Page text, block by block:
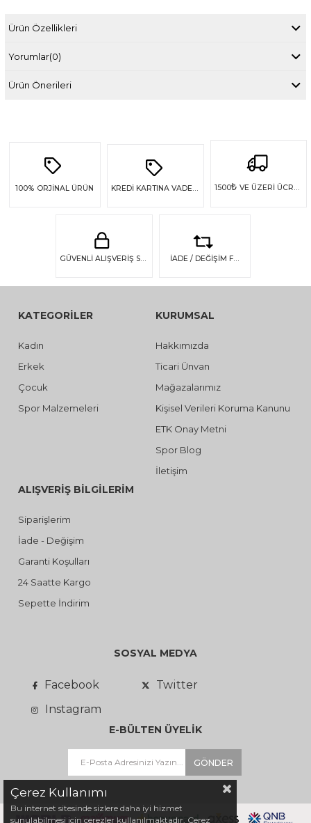
Ürün Özellikleri
Yorumlar(0)
Ürün Önerileri
100% ORJİNAL ÜRÜN 1500₺ VE ÜZERİ ÜCRETSİZ KARGO
GÜVENLİ ALIŞVERİŞ SSL GÜVENLİĞİ İADE / DEĞİŞİM FIRSATI
KATEGORİLER
Kadın
Erkek
Çocuk
Spor Malzemeleri
KURUMSAL
Hakkımızda
Ticari Ünvan
Mağazalarımız
Kişisel Verileri Koruma Kanunu
ETK Onay Metni
Spor Blog
İletişim
ALIŞVERİŞ BİLGİLERİM
Siparişlerim
İade - Değişim
Garanti Koşulları
24 Saatte Kargo
Sepette İndirim
SOSYAL MEDYA
Facebook
Twitter
Instagram
E-BÜLTEN ÜYELİK
GÖNDER
Çerez Kullanımı
Bu internet sitesinde sizlere daha iyi hizmet
sunulabilmesi için çerezler kullanılmaktadır. Çerez